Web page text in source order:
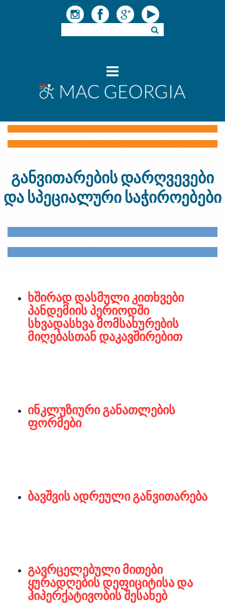
განვითარების დარღვევები
და სპეციალური საჭიროებები
ხშირად დასმული კითხვები
პანდემიის პერიოდში
სხვადასხვა მომსახურების
მიღებასთან დაკავშირებით
ინკლუზიური განათლების
ფორმები
ბავშვის ადრეული განვითარება
გავრცელებული მითები
ყურადღების დეფიციტისა და
ჰიპერქატივობის შესახებ